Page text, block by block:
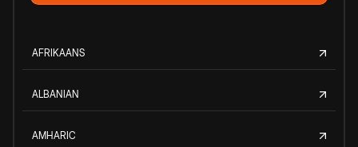
AFRIKAANS
ALBANIAN
AMHARIC